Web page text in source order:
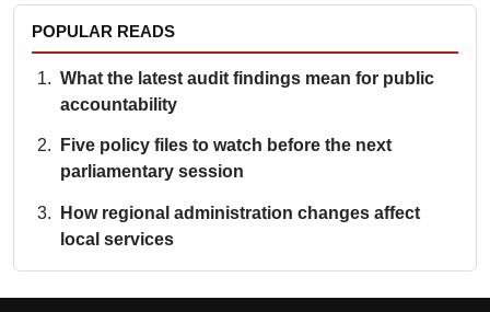
POPULAR READS
What the latest audit findings mean for public
accountability
Five policy files to watch before the next
parliamentary session
How regional administration changes affect
local services